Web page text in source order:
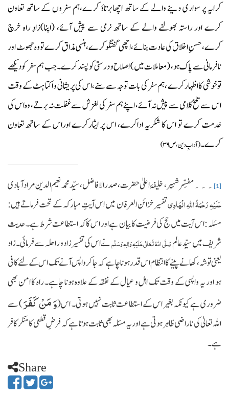
کرایہ پر سواری دینے والے کے ساتھ اچھابرتاؤ کرے،ہم سفروں کے ساتھ تعاون
کرے اور راستہ بھولنے والے کے ساتھ نرمی سے پیش آئے، (اپنا)زادِ راہ خرچ
کرے،حسنِ اخلاق کی عادت بنائے، اچھی گفتگوکرے،ہنسی مذاق کرے تووہ جھوٹ اور
نافرمانی سے پاک ہو، (معاملات میں) اصلاح و درستی کو پسند کرے۔جب ہم سفر کو دیکھے
توخوشی کااظہارکرے ،ہم سفرکی بات توجہ سے سنے، اس کی پریشانی و اکتا ہٹ کے وقت
اس سے تلخ کلامی سے پیش نہ آئے، اپنے ہم سفر کی لغزش سے غفلت نہ برتے، وہ اس کی
خدمت کرے تو اس کا شکریہ اداکرے، اس پر ایثارکرے اوراس کے ساتھ تعاون
کرے۔(آدابِ دین، ص۳۹)
[1] ۔۔۔مفسِّر شہیر، خلیفۂ اعلیٰ حضرت، صدرالافاضل، سیِّد محمد نعیم الدین مراد آبادی
عَلَیْہِ رَحْمَۃُ اللہِ الْہَادِیتفسیر خزائن العرفان میں اس آیتِ مبارکہ کے تحت فرماتے ہیں:
مسئلہ : اس آیت میں حج کی فرضیت کا بیان ہے اور اس کا کہ استطاعت شرط ہے۔حدیث
شریف میں سیِّد عالمصَلَّی اللہُ تَعَالٰی عَلَیْہِ وَاٰلِہٖ وَسَلَّمنے اس کی تفسیر زادو راحلہ سے فرمائی۔ زاد
یعنی توشہ، کھانے پینے کا انتظام اس قدر ہونا چاہے کہ جا کر واپس آنے تک اس کے لئے کافی
ہو اور یہ واپسی کے وقت تک اہل و عیال کے نفقہ کے علاوہ ہونا چاہے۔ راہ کا امن بھی
ضروری ہے کیونکہ بغیر اس کے استطاعت ثابت نہیں ہوتی۔ اس(وَ مَنْ كَفَرَ) سے
اللہ تعالیٰ کی ناراضی ظاہر ہوتی ہے اور یہ مسئلہ بھی ثابت ہوتا ہے کہ فرضِ قطعی کا منکر کافر
ہے۔
Share